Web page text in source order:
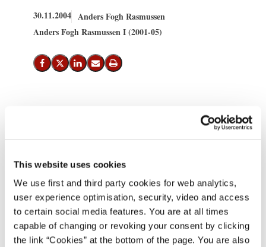
This website uses cookies
We use first and third party cookies for web analytics,
user experience optimisation, security, video and access
to certain social media features. You are at all times
capable of changing or revoking your consent by clicking
the link “Cookies” at the bottom of the page. You are also
30.11.2004 Anders Fogh Rasmussen
Anders Fogh Rasmussen I (2001-05)
Del på Facebook
Del på X (Twitter)
Del på LinkedIn
Send email
Print
Statsminister Anders Fogh Rasmussen mødes onsdag den 1.
december 2004 med formanden for Det Europæiske Råd Jan
Formålet med mødet er at drøfte de spørgsmål, som er på
dagsordenen ved mødet i Det Europæiske Råd den 16.-17.
december. Det gælder blandt andet spørgsmålet om at indlede
optagelsesforhand­linger med Tyrkiet. Kommissionen har som
bekendt anbefalet, at der indledes optagelsesforhandlinger med
Tyrkiet. Det Europæiske Råd skal på den baggrund træffe